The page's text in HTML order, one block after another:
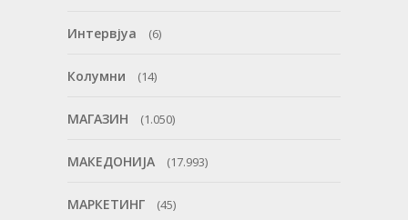
Интервјуа (6)
Колумни (14)
МАГАЗИН (1.050)
МАКЕДОНИЈА (17.993)
МАРКЕТИНГ (45)